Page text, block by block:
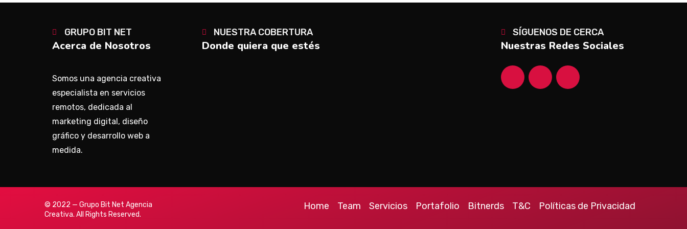
GRUPO BIT NET
Acerca de Nosotros
Somos una agencia creativa
especialista en servicios
remotos, dedicada al
marketing digital, diseño
gráfico y desarrollo web a
medida.
NUESTRA COBERTURA
Donde quiera que estés
SÍGUENOS DE CERCA
Nuestras Redes Sociales
© 2022 — Grupo Bit Net Agencia
Creativa. All Rights Reserved.
Home Team Servicios Portafolio Bitnerds T&C Políticas de Privacidad